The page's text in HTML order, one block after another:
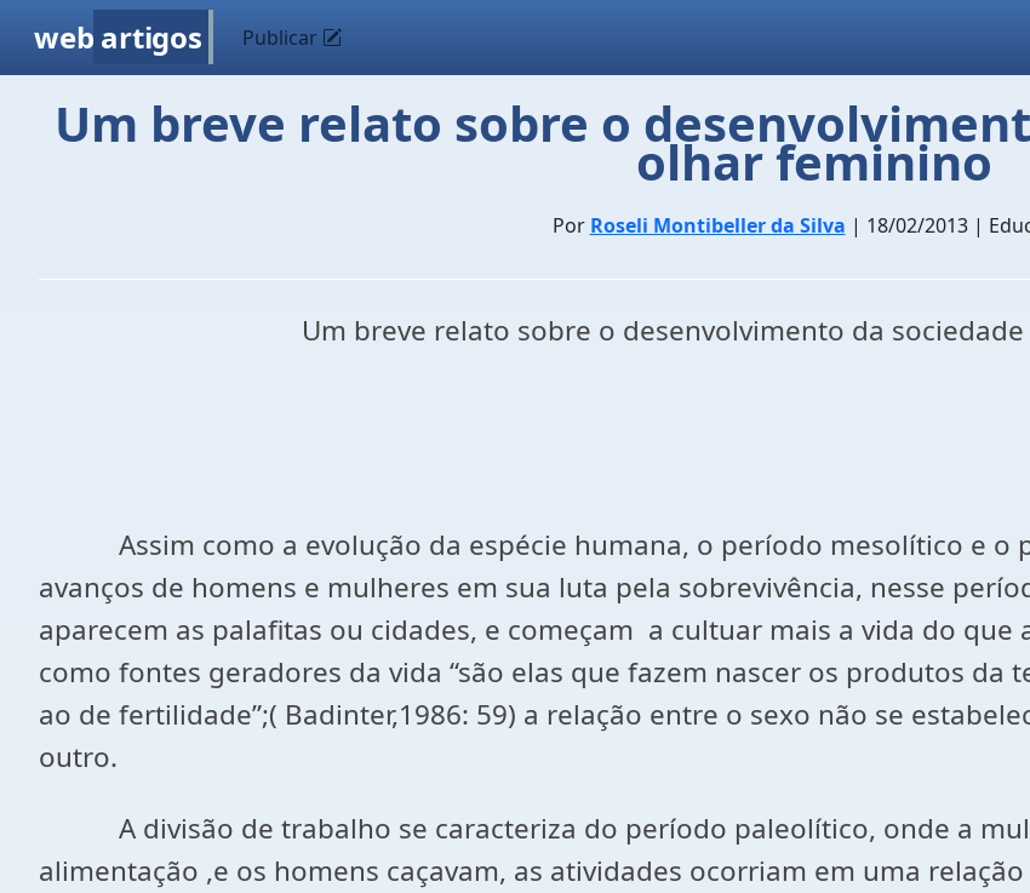
web artigos Publicar
Um breve relato sobre o
olhar feminino
Por Roseli Montibeller da Silva | 18/02/2013 |
Um breve relato sobre o desenvolvimento da
Assim como a evolução da espécie humana, o período mesolítico e o
avanços de homens e mulheres em sua luta pela sobrevivência, nesse
aparecem as palafitas ou cidades, e começam a cultuar mais a vida do que
como fontes geradores da vida “são elas que fazem nascer os produtos da
ao de fertilidade”;( Badinter,1986: 59) a relação entre o sexo não se
outro.
A divisão de trabalho se caracteriza do período paleolítico, onde a
alimentação ,e os homens caçavam, as atividades ocorriam em uma